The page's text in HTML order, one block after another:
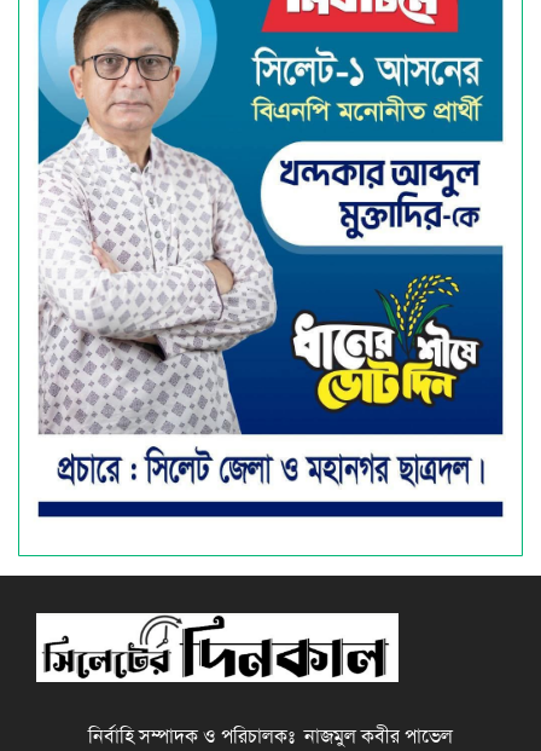
নির্বাহি সম্পাদক ও পরিচালকঃ নাজমুল কবীর পাভেল